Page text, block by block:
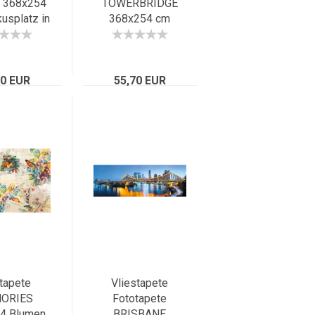
368x254
in
Italien,
EUR
TOWERBRIDGE
368x254 cm
malerische Brücke
55,70 EUR
Vliestapete
Fototapete